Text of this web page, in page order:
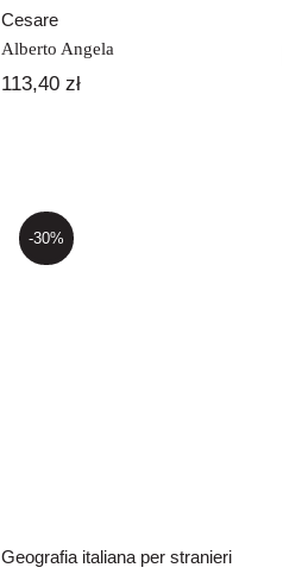
Cesare
Alberto Angela
113,40zł
-30%
Geografia italiana per stranieri